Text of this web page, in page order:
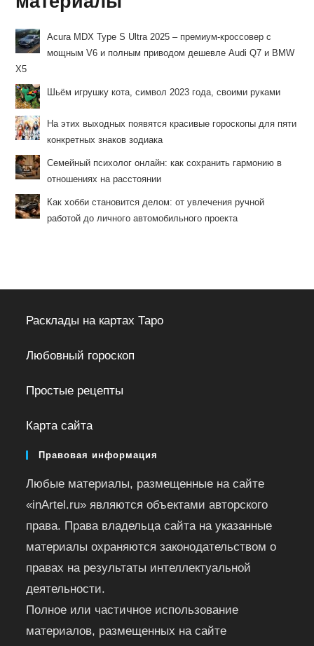
Acura MDX Type S Ultra 2025 – премиум-кроссовер с
мощным V6 и полным приводом дешевле Audi Q7 и BMW
X5
Шьём игрушку кота, символ 2023 года, своими руками
На этих выходных появятся красивые гороскопы для пяти
конкретных знаков зодиака
Семейный психолог онлайн: как сохранить гармонию в
отношениях на расстоянии
Как хобби становится делом: от увлечения ручной
работой до личного автомобильного проекта
Расклады на картах Таро
Любовный гороскоп
Простые рецепты
Карта сайта
Правовая информация
Любые материалы, размещенные на сайте
«inArtel.ru» являются объектами авторского
права. Права владельца сайта на указанные
материалы охраняются законодательством о
правах на результаты интеллектуальной
деятельности.
Полное или частичное использование
материалов, размещенных на сайте